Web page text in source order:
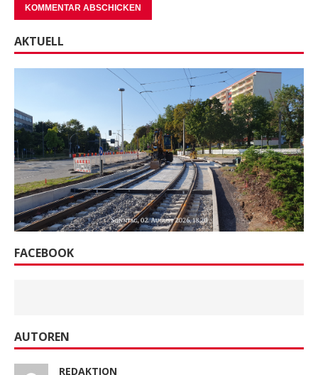
AKTUELL
FACEBOOK
AUTOREN
REDAKTION